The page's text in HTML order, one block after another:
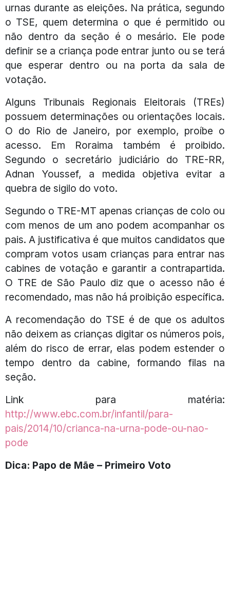
urnas durante as eleições. Na prática, segundo
o TSE, quem determina o que é permitido ou
não dentro da seção é o mesário. Ele pode
definir se a criança pode entrar junto ou se terá
que esperar dentro ou na porta da sala de
votação.
Alguns Tribunais Regionais Eleitorais (TREs)
possuem determinações ou orientações locais.
O do Rio de Janeiro, por exemplo, proíbe o
acesso. Em Roraima também é proibido.
Segundo o secretário judiciário do TRE-RR,
Adnan Youssef, a medida objetiva evitar a
quebra de sigilo do voto.
Segundo o TRE-MT apenas crianças de colo ou
com menos de um ano podem acompanhar os
pais. A justificativa é que muitos candidatos que
compram votos usam crianças para entrar nas
cabines de votação e garantir a contrapartida.
O TRE de São Paulo diz que o acesso não é
recomendado, mas não há proibição específica.
A recomendação do TSE é de que os adultos
não deixem as crianças digitar os números pois,
além do risco de errar, elas podem estender o
tempo dentro da cabine, formando filas na
seção.
Link para matéria:
http://www.ebc.com.br/infantil/para-
pais/2014/10/crianca-na-urna-pode-ou-nao-
pode
Dica: Papo de Mãe – Primeiro Voto